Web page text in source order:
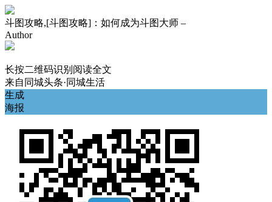
斗图攻略,[斗图攻略]：如何成为斗图大师 –
Author
长按二维码识别阅读全文
来自 同城头条·同城生活
生成
海报